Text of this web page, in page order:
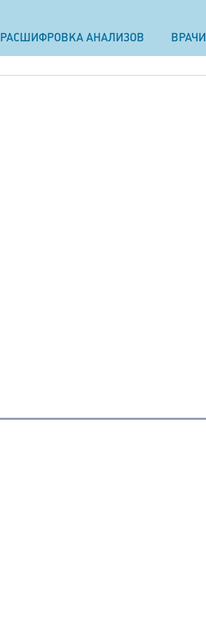
РАСШИФРОВКА АНАЛИЗОВ ВРАЧИ